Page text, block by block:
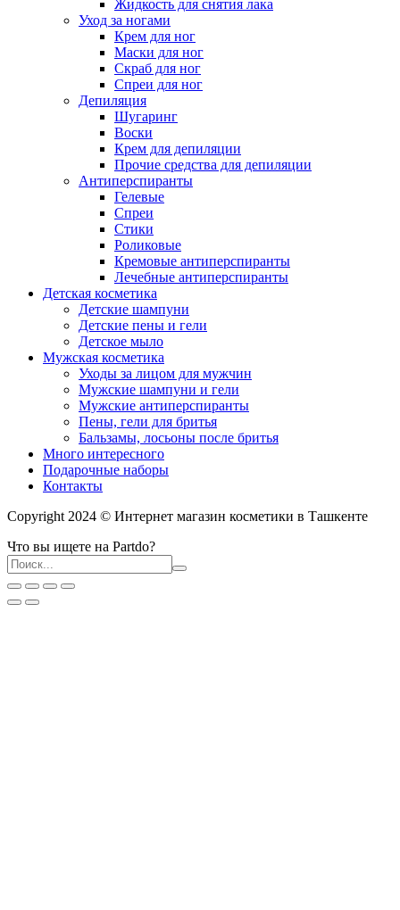
Жидкость для снятия лака
Уход за ногами
Крем для ног
Маски для ног
Скраб для ног
Спреи для ног
Депиляция
Шугаринг
Воски
Крем для депиляции
Прочие средства для депиляции
Антиперспиранты
Гелевые
Спреи
Стики
Роликовые
Кремовые антиперспиранты
Лечебные антиперспиранты
Детская косметика
Детские шампуни
Детские пены и гели
Детское мыло
Мужская косметика
Уходы за лицом для мужчин
Мужские шампуни и гели
Мужские антиперспиранты
Пены, гели для бритья
Бальзамы, лосьоны после бритья
Много интересного
Подарочные наборы
Контакты
Copyright 2024 © Интернет магазин косметики в Ташкенте
Что вы ищете на Partdo?